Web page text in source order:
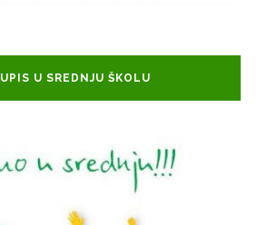
UPIS U SREDNJU ŠKOLU